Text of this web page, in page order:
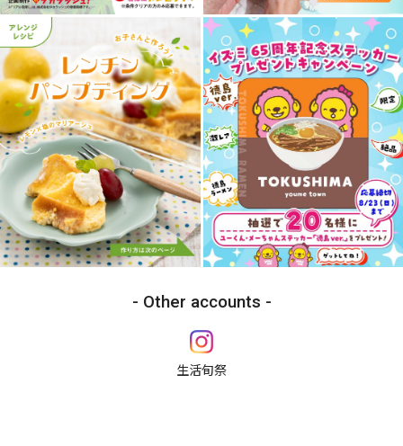
Other accounts
生活旬祭